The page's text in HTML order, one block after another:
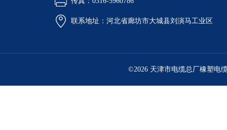
联系地址：河北省廊坊市大城县刘演马工业区
©2026 天津市电缆总厂橡塑电